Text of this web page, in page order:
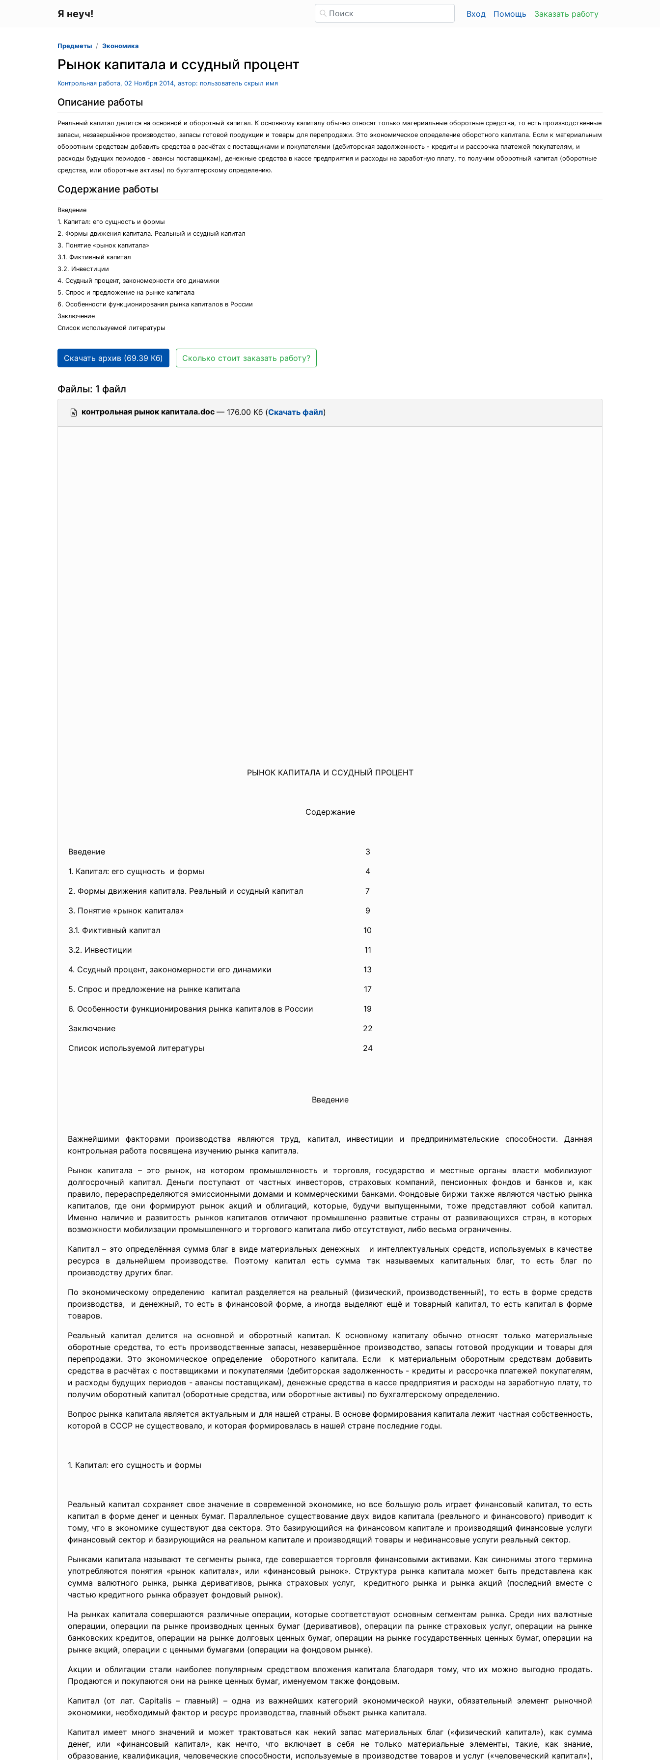
Я неуч! Вход Помощь Заказать работу
Предметы Экономика
Рынок капитала и ссудный процент
Контрольная работа, 02 Ноября 2014, автор: пользователь скрыл имя
Описание работы
Реальный капитал делится на основной и оборотный капитал. К основному капиталу обычно относят только материальные оборотные средства, то есть производственные
запасы, незавершённое производство, запасы готовой продукции и товары для перепродажи. Это экономическое определение оборотного капитала. Если к материальным
оборотным средствам добавить средства в расчётах с поставщиками и покупателями (дебиторская задолженность - кредиты и рассрочка платежей покупателям, и
расходы будущих периодов - авансы поставщикам), денежные средства в кассе предприятия и расходы на заработную плату, то получим оборотный капитал (оборотные
средства, или оборотные активы) по бухгалтерскому определению.
Содержание работы
Введение
1. Капитал: его сущность и формы
2. Формы движения капитала. Реальный и ссудный капитал
3. Понятие «рынок капитала»
3.1. Фиктивный капитал
3.2. Инвестиции
4. Ссудный процент, закономерности его динамики
5. Спрос и предложение на рынке капитала
6. Особенности функционирования рынка капиталов в России
Заключение
Список используемой литературы
Скачать архив (69.39 Кб) Сколько стоит заказать работу?
Файлы: 1 файл
контрольная рынок капитала.doc — 176.00 Кб (Скачать файл)
РЫНОК КАПИТАЛА И ССУДНЫЙ ПРОЦЕНТ
Содержание
Введение
1. Капитал: его сущность и формы
2. Формы движения капитала. Реальный и ссудный капитал
3. Понятие «рынок капитала»
3.1. Фиктивный капитал
3.2. Инвестиции
4. Ссудный процент, закономерности его динамики
5. Спрос и предложение на рынке капитала
6. Особенности функционирования рынка капиталов в России
Заключение
Список используемой литературы
3
4
7
9
10
11
13
17
19
22
24
Введение
Важнейшими факторами производства являются труд, капитал, инвестиции и предпринимательские способности. Данная
контрольная работа посвящена изучению рынка капитала.
Рынок капитала – это рынок, на котором промышленность и торговля, государство и местные органы власти мобилизуют
долгосрочный капитал. Деньги поступают от частных инвесторов, страховых компаний, пенсионных фондов и банков и, как
правило, перераспределяются эмиссионными домами и коммерческими банками. Фондовые биржи также являются частью рынка
капиталов, где они формируют рынок акций и облигаций, которые, будучи выпущенными, тоже представляют собой капитал.
Именно наличие и развитость рынков капиталов отличают промышленно развитые страны от развивающихся стран, в которых
возможности мобилизации промышленного и торгового капитала либо отсутствуют, либо весьма ограниченны.
Капитал – это определённая сумма благ в виде материальных денежных и интеллектуальных средств, используемых в качестве
ресурса в дальнейшем производстве. Поэтому капитал есть сумма так называемых капитальных благ, то есть благ по
производству других благ.
По экономическому определению капитал разделяется на реальный (физический, производственный), то есть в форме средств
производства, и денежный, то есть в финансовой форме, а иногда выделяют ещё и товарный капитал, то есть капитал в форме
товаров.
Реальный капитал делится на основной и оборотный капитал. К основному капиталу обычно относят только материальные
оборотные средства, то есть производственные запасы, незавершённое производство, запасы готовой продукции и товары для
перепродажи. Это экономическое определение оборотного капитала. Если к материальным оборотным средствам добавить
средства в расчётах с поставщиками и покупателями (дебиторская задолженность - кредиты и рассрочка платежей покупателям,
и расходы будущих периодов - авансы поставщикам), денежные средства в кассе предприятия и расходы на заработную плату, то
получим оборотный капитал (оборотные средства, или оборотные активы) по бухгалтерскому определению.
Вопрос рынка капитала является актуальным и для нашей страны. В основе формирования капитала лежит частная собственность,
которой в СССР не существовало, и которая формировалась в нашей стране последние годы.
1. Капитал: его сущность и формы
Реальный капитал сохраняет свое значение в современной экономике, но все большую роль играет финансовый капитал, то есть
капитал в форме денег и ценных бумаг. Параллельное существование двух видов капитала (реального и финансового) приводит к
тому, что в экономике существуют два сектора. Это базирующийся на финансовом капитале и производящий финансовые услуги
финансовый сектор и базирующийся на реальном капитале и производящий товары и нефинансовые услуги реальный сектор.
Рынками капитала называют те сегменты рынка, где совершается торговля финансовыми активами. Как синонимы этого термина
употребляются понятия «рынок капитала», или «финансовый рынок». Структура рынка капитала может быть представлена как
сумма валютного рынка, рынка деривативов, рынка страховых услуг, кредитного рынка и рынка акций (последний вместе с
частью кредитного рынка образует фондовый рынок).
На рынках капитала совершаются различные операции, которые соответствуют основным сегментам рынка. Среди них валютные
операции, операции па рынке производных ценных бумаг (деривативов), операции па рынке страховых услуг, операции на рынке
банковских кредитов, операции на рынке долговых ценных бумаг, операции на рынке государственных ценных бумаг, операции на
рынке акций, операции с ценными бумагами (операции на фондовом рынке).
Акции и облигации стали наиболее популярным средством вложения капитала благодаря тому, что их можно выгодно продать.
Продаются и покупаются они на рынке ценных бумаг, именуемом также фондовым.
Капитал (от лат. Capitalis – главный) – одна из важнейших категорий экономической науки, обязательный элемент рыночной
экономики, необходимый фактор и ресурс производства, главный объект рынка капитала.
Капитал имеет много значений и может трактоваться как некий запас материальных благ («физический капитал»), как сумма
денег, или «финансовый капитал», как нечто, что включает в себя не только материальные элементы, такие, как знание,
образование, квалификация, человеческие способности, используемые в производстве товаров и услуг («человеческий капитал»),